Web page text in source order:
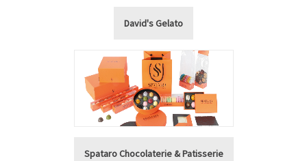
David's Gelato
Spataro Chocolaterie & Patisserie